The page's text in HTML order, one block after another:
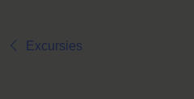
Excursies